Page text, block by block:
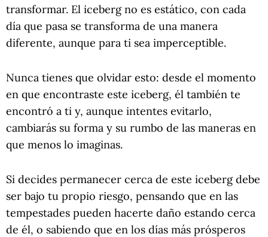
transformar. El iceberg no es estático, con cada
día que pasa se transforma de una manera
diferente, aunque para ti sea imperceptible.
Nunca tienes que olvidar esto: desde el momento
en que encontraste este iceberg, él también te
encontró a ti y, aunque intentes evitarlo,
cambiarás su forma y su rumbo de las maneras en
que menos lo imaginas.
Si decides permanecer cerca de este iceberg debe
ser bajo tu propio riesgo, pensando que en las
tempestades pueden hacerte daño estando cerca
de él, o sabiendo que en los días más prósperos